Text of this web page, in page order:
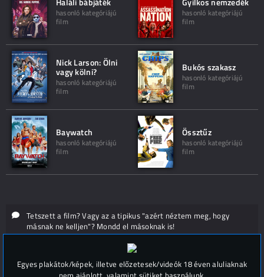
hasonló kategóriájú
film
hasonló kategóriájú
film
Nick Larson: Ölni
vagy kölni?
hasonló kategóriájú
film
Bukós szakasz
hasonló kategóriájú
film
Baywatch
hasonló kategóriájú
film
Össztűz
hasonló kategóriájú
film
Tetszett a film? Vagy az a tipikus "azért néztem meg, hogy
másnak ne kelljen"? Mondd el másoknak is!
Hozzászólások (
Egyes plakátok/képek, illetve előzetesek/videók 18 éven aluliaknak